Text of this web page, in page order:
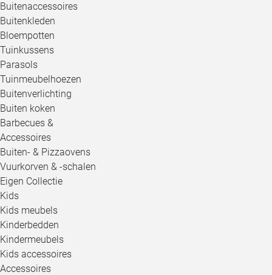
Buitenaccessoires
Buitenkleden
Bloempotten
Tuinkussens
Parasols
Tuinmeubelhoezen
Buitenverlichting
Buiten koken
Barbecues &
Accessoires
Buiten- & Pizzaovens
Vuurkorven & -schalen
Eigen Collectie
Kids
Kids meubels
Kinderbedden
Kindermeubels
Kids accessoires
Accessoires